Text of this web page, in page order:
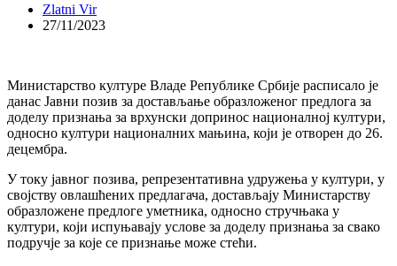
Zlatni Vir
27/11/2023
Mинистарство културе Владе Републике Србије расписало је
данас Јавни позив за достављање образложеног предлога за
доделу признања за врхунски допринос националној култури,
односно култури националних мањина, који је отворен до 26.
децембра.
У току јавног позива, репрезентативна удружења у култури, у
својству овлашћених предлагача, достављају Министарству
образложене предлоге уметника, односно стручњака у
култури, који испуњавају услове за доделу признања за свако
подручје за које се признање може стећи.